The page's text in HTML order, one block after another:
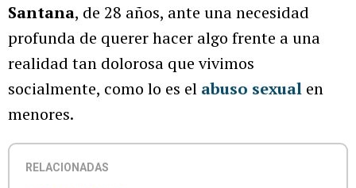
Santana, de 28 años, ante una necesidad
profunda de querer hacer algo frente a una
realidad tan dolorosa que vivimos
socialmente, como lo es el abuso sexual en
menores.
RELACIONADAS